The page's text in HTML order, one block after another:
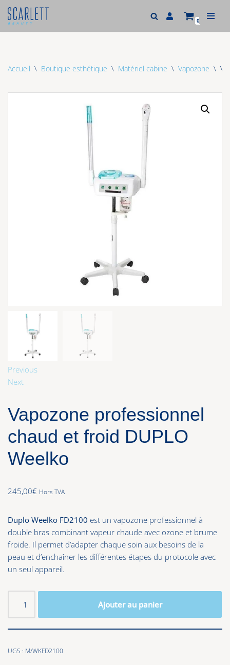
Aller
0
Accueil \ Boutique esthétique \ Matériel cabine \ Vapozone \
Previous
Next
Vapozone professionnel
chaud et froid DUPLO
Weelko
245,00€ Hors TVA
Duplo Weelko FD2100 est un vapozone professionnel à
double bras combinant vapeur chaude avec ozone et brume
froide. Il permet d’adapter chaque soin aux besoins de la
peau et d’enchaîner les différentes étapes du protocole avec
un seul appareil.
Ajouter au panier
UGS : M/WKFD2100